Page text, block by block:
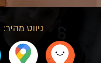
ניווט מהיר: